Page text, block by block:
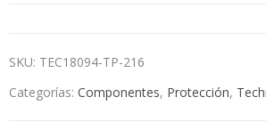
SKU: TEC18094-TP-216
Categorías: Componentes, Protección,